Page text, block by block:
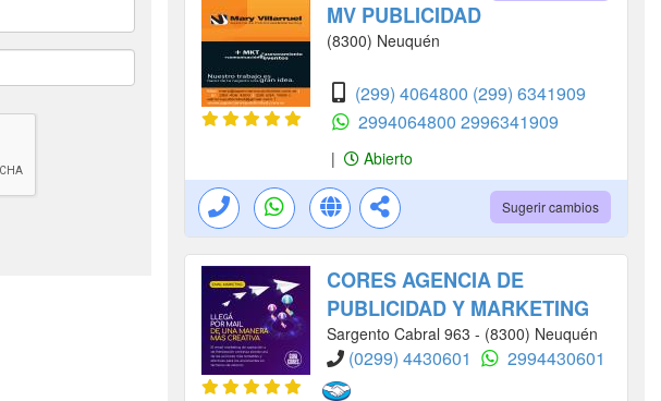
MV PUBLICIDAD
(8300) Neuquén
(299) 4064800 (299) 6341909
2994064800 2996341909
| Abierto
Sugerir cambios
CORES AGENCIA DE
PUBLICIDAD Y MARKETING
Sargento Cabral 963 - (8300) Neuquén
(0299) 4430601 2994430601